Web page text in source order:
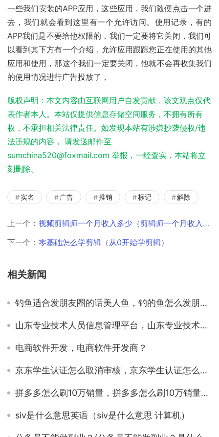
一些我们安装的APP应用，这些应用，我们随便点击一个进
去，我们就会看到这里有一个允许访问。使用记录，有的
APP我们是不要给他权限的，我们一定要将它关闭，我们可
以看到其下方有一个介绍，允许应用跟踪您正在使用的其他
应用和使用，那这个我们一定要关闭，他就不会再收集我们
的使用情况进行广告投放了，
版权声明：本文内容由互联网用户自发贡献，该文观点仅代
表作者本人。本站仅提供信息存储空间服务，不拥有所有
权，不承担相关法律责任。如发现本站有涉嫌抄袭侵权/违
法违规的内容， 请发送邮件至
sumchina520@foxmail.com 举报，一经查实，本站将立
刻删除。
实名 广告 推销 标记 解除
上一个： 视频剪辑师一个月收入多少（剪辑师一个月收入多少2018年最新工资标准）
下一个： 零基础怎么学剪辑（从0开始学剪辑）
相关新闻
钓鱼适合发朋友圈的话美人鱼，钓的鱼怎么发朋友圈？
山东专业技术人员信息管理平台，山东专业技术人员信息管理平台官网？
电商软件开发，电商软件开发商？
京东学生认证怎么取消审核，京东学生认证怎么取消知乎？
拼多多怎么刷10万销量，拼多多怎么刷10万销量的？
siv是什么意思英语（siv是什么意思 计算机）